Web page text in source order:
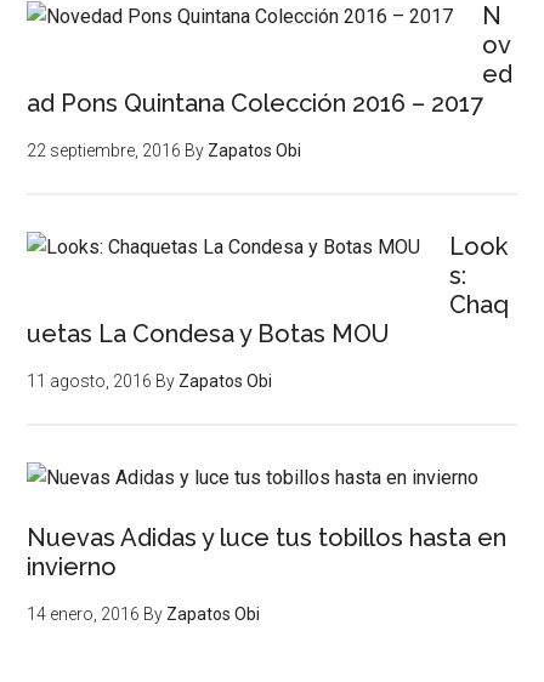
N
ov
ed
ad Pons Quintana Colección 2016 – 2017
22 septiembre, 2016 By Zapatos Obi
Look
s:
Chaq
uetas La Condesa y Botas MOU
11 agosto, 2016 By Zapatos Obi
Nuevas Adidas y luce tus tobillos hasta en
invierno
14 enero, 2016 By Zapatos Obi